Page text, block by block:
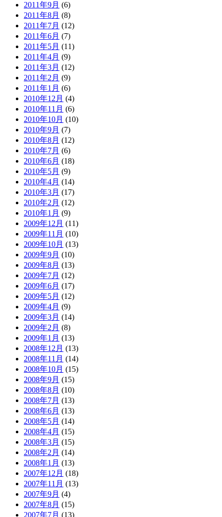
2011年9月 (6)
2011年8月 (8)
2011年7月 (12)
2011年6月 (7)
2011年5月 (11)
2011年4月 (9)
2011年3月 (12)
2011年2月 (9)
2011年1月 (6)
2010年12月 (4)
2010年11月 (6)
2010年10月 (10)
2010年9月 (7)
2010年8月 (12)
2010年7月 (6)
2010年6月 (18)
2010年5月 (9)
2010年4月 (14)
2010年3月 (17)
2010年2月 (12)
2010年1月 (9)
2009年12月 (11)
2009年11月 (10)
2009年10月 (13)
2009年9月 (10)
2009年8月 (13)
2009年7月 (12)
2009年6月 (17)
2009年5月 (12)
2009年4月 (9)
2009年3月 (14)
2009年2月 (8)
2009年1月 (13)
2008年12月 (13)
2008年11月 (14)
2008年10月 (15)
2008年9月 (15)
2008年8月 (10)
2008年7月 (13)
2008年6月 (13)
2008年5月 (14)
2008年4月 (15)
2008年3月 (15)
2008年2月 (14)
2008年1月 (13)
2007年12月 (18)
2007年11月 (13)
2007年9月 (4)
2007年8月 (15)
2007年7月 (13)